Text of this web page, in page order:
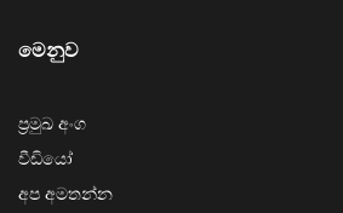
මෙනුව
ප්‍රමුඛ අංග
වීඩියෝ
අප අමතන්න